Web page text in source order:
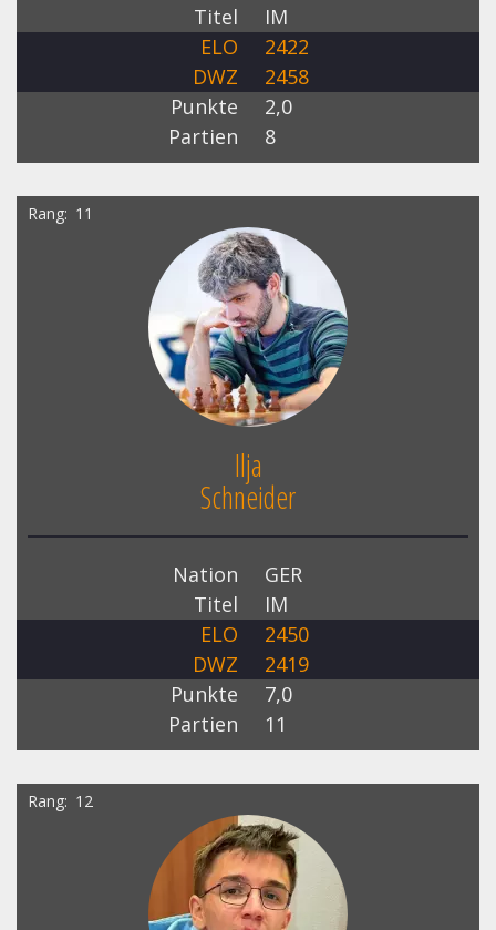
Titel
IM
ELO
2422
DWZ
2458
Punkte
2,0
Partien
8
Rang 11
Ilja
Schneider
Nation
GER
Titel
IM
ELO
2450
DWZ
2419
Punkte
7,0
Partien
11
Rang 12